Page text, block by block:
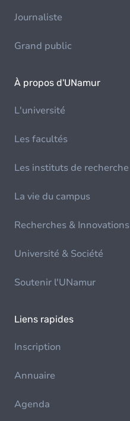
Journaliste
Grand public
À propos d'UNamur
L'université
Les facultés
Les instituts de recherche
La vie du campus
Recherches & Innovations
Université & Société
Soutenir l'UNamur
Liens rapides
Inscription
Annuaire
Agenda